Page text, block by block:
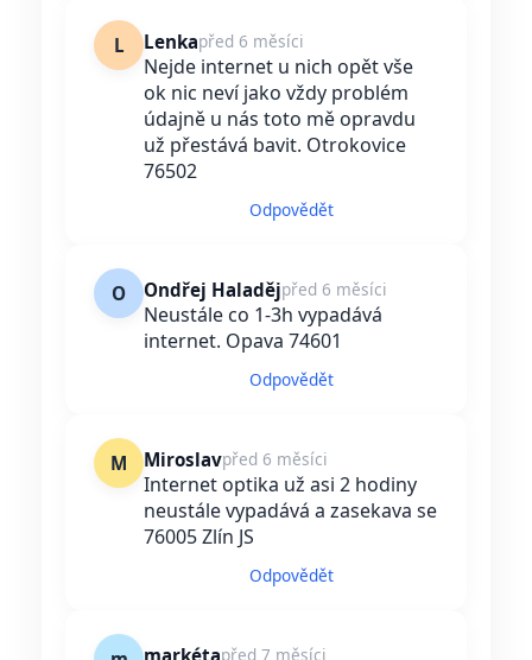
L Lenkapřed 6 měsíci
Nejde internet u nich opět vše
ok nic neví jako vždy problém
údajně u nás toto mě opravdu
už přestává bavit. Otrokovice
76502
Odpovědět
O Ondřej Haladějpřed 6 měsíci
Neustále co 1-3h vypadává
internet. Opava 74601
Odpovědět
M Miroslavpřed 6 měsíci
Internet optika už asi 2 hodiny
neustále vypadává a zasekava se
76005 Zlín JS
Odpovědět
před 7 měsíci